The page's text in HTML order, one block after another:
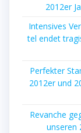
2012er
Inten­si­ves
tel endet
Per­fek­ter
2012er und
Revan­che
unse­ren